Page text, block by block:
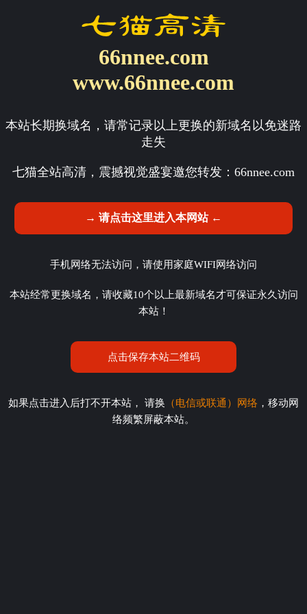
66nnee.com
www.66nnee.com
本站长期换域名，请常记录以上更换的新域名以免迷路
走失
七猫全站高清，震撼视觉盛宴邀您转发： 66nnee.com
→ 请点击这里进入本网站 ←
手机网络无法访问，请使用家庭WIFI网络访问
本站经常更换域名，请收藏10个以上最新域名才可保证永久访问
本站！
点击保存本站二维码
如果点击进入后打不开本站， 请换 （电信或联通）网络 ，移动网
络频繁屏蔽本站。